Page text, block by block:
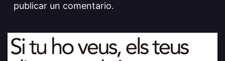
publicar un comentario.